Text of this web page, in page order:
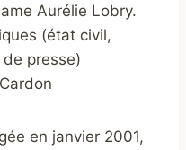
Aurélie Lobry.
(état civil,
presse)
en janvier 2001,